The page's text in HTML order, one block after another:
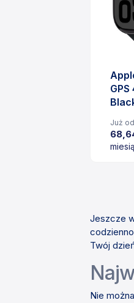
Już od
Jeszcze
Twój
Nie